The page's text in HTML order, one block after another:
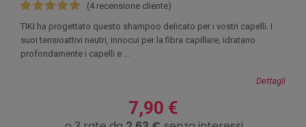
(4 recensione cliente)
TIKI ha progettato questo shampoo delicato per i vostri capelli. I
suoi tensioattivi neutri, innocui per la fibra capillare, idratano
profondamente i capelli e ...
Dettagli
7,90 €